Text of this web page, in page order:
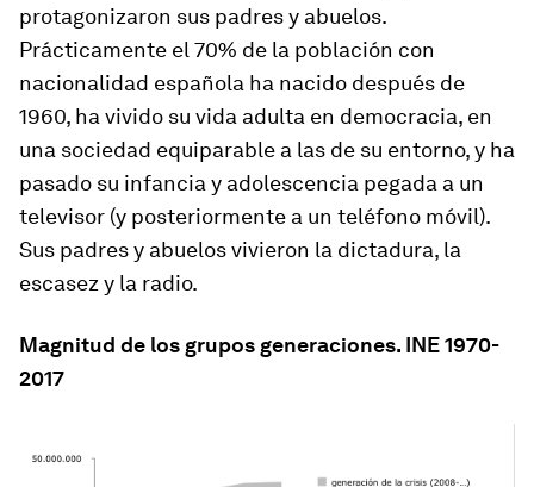
protagonizaron sus padres y abuelos.
Prácticamente el 70% de la población con
nacionalidad española ha nacido después de
1960, ha vivido su vida adulta en democracia, en
una sociedad equiparable a las de su entorno, y ha
pasado su infancia y adolescencia pegada a un
televisor (y posteriormente a un teléfono móvil).
Sus padres y abuelos vivieron la dictadura, la
escasez y la radio.
Magnitud de los grupos generaciones. INE 1970-
2017